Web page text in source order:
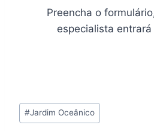
Preencha o
especialista
Tags
do
#Jardim Oceânico